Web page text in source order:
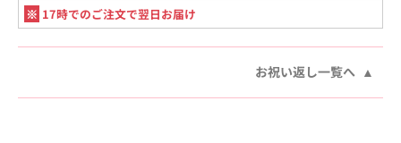
※ 17時でのご注文で翌日お届け
お祝い返し一覧へ